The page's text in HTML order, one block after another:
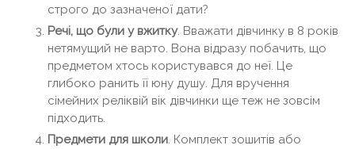
строго до зазначеної дати?
Речі, що були у вжитку. Вважати дівчинку в 8 років
нетямущий не варто. Вона відразу побачить, що
предметом хтось користувався до неї. Це
глибоко ранить її юну душу. Для вручення
сімейних реліквій вік дівчинки ще теж не зовсім
підходить.
Предмети для школи. Комплект зошитів або